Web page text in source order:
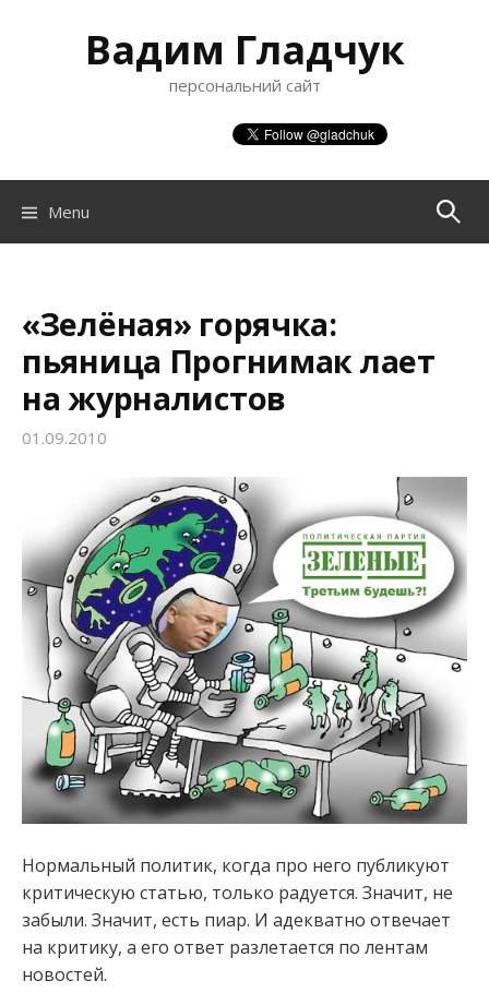
c
Вадим Гладчук
персональний сайт
Menu П
:
«Зелёная» горячка:
пьяница Прогнимак лает
на журналистов
01.09.2010
Нормальный политик, когда про него публикуют
критическую статью, только радуется. Значит, не
забыли. Значит, есть пиар. И адекватно отвечает
на критику, а его ответ разлетается по лентам
новостей.